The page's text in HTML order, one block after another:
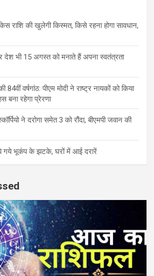
राशि की खुलेगी किस्मत, किसे रहना होगा सावधान,
देश भी 15 अगस्त को मनाते हैं अपना स्वतंत्रता
वर्षगांठ: पीएम मोदी ने राष्ट्र नायकों को किया
बना रहेगा प्रेरणा
ने दरोगा समेत 3 को रौंदा, बीएमपी जवान की
गये भूकंप के झटके, घरों में आई दरारें